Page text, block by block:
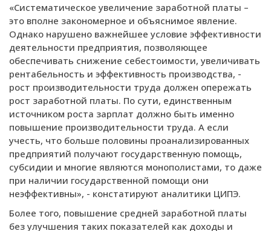
«Систематическое увеличение заработной платы –
это вполне закономерное и объяснимое явление.
Однако нарушено важнейшее условие эффективности
деятельности предприятия, позволяющее
обеспечивать снижение себестоимости, увеличивать
рентабельность и эффективность производства, -
рост производительности труда должен опережать
рост заработной платы. По сути, единственным
источником роста зарплат должно быть именно
повышение производительности труда. А если
учесть, что больше половины проанализированных
предприятий получают государственную помощь,
субсидии и многие являются монополистами, то даже
при наличии государственной помощи они
неэффективны», - констатируют аналитики ЦИПЭ.
Более того, повышение средней заработной платы
без улучшения таких показателей как доходы и